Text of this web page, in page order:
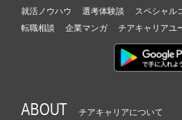
就活ノウハウ 選考体験談 スペシャル
転職相談
企業マンガ チアキャリアユ
ABOUT チアキャリアについて